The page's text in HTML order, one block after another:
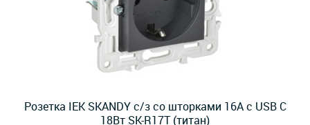
Розетка IEK SKANDY с/з со шторками 16А с USB C
18Вт SK-R17T (титан)